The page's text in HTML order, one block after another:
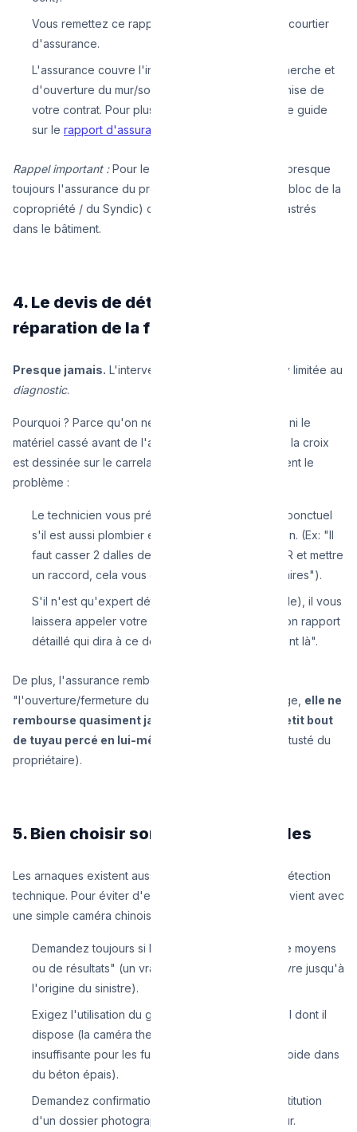
Vous remettez ce rapport et la quittance à votre courtier
d'assurance.
L'assurance couvre l'intégralité des frais de recherche et
d'ouverture du mur/sol, moins l'éventuelle franchise de
votre contrat. Pour plus d'informations, lisez notre guide
sur le rapport d'assurance recherche de fuite
Rappel important :Pour le cas d'une location, c'est presque
toujours l'assurance du propriétaire (ou l'assurance bloc de la
copropriété / du Syndic) qui couvre les dégâts encastrés
dans le bâtiment.
4. Le devis de détection inclut-il la
réparation de la fuite ?
Presque jamais. L'intervention forfaitaire est strictly limitée au
diagnostic.
Pourquoi ? Parce qu'on ne connaît ni la profondeur, ni le
matériel cassé avant de l'avoir trouvé ! Une fois que la croix
est dessinée sur le carrelage pour désigner d'où vient le
problème :
Le technicien vous présentera un second devis ponctuel
s'il est aussi plombier et équipé pour la réparation. (Ex: "Il
faut casser 2 dalles de travertin, découper le PER et mettre
un raccord, cela vous coûtera 150€ supplémentaires").
S'il n'est qu'expert détecteur (bureau de contrôle), il vous
laissera appeler votre propre plombier fort de son rapport
détaillé qui dira à ce dernier "Creusez exactement là".
De plus, l'assurance rembourse la "recherche" et
"l'ouverture/fermeture du mur", mais, paradoxe belge, elle ne
rembourse quasiment jamais la réparation du petit bout
de tuyau percé en lui-même
(responsabilité de vétusté du
propriétaire).
5. Bien choisir son expert à Bruxelles
Les arnaques existent aussi dans le domaine de la détection
technique. Pour éviter d'engager un "Magicien" qui vient avec
une simple caméra chinoise sur son smartphone :
Demandez toujours si le forfait est "Obligation de moyens
ou de résultats" (un vrai pro s'engage à poursuivre jusqu'à
l'origine du sinistre).
Exigez l'utilisation du gaz traceur dans le matériel dont il
dispose (la caméra thermique seule est souvent
insuffisante pour les fuites de conduites d'eau froide dans
du béton épais).
Demandez confirmation que le prix inclut la constitution
d'un dossier photographique pour votre assureur.